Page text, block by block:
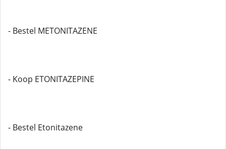
- Bestel METONITAZENE
- Koop ETONITAZEPINE
- Bestel Etonitazene